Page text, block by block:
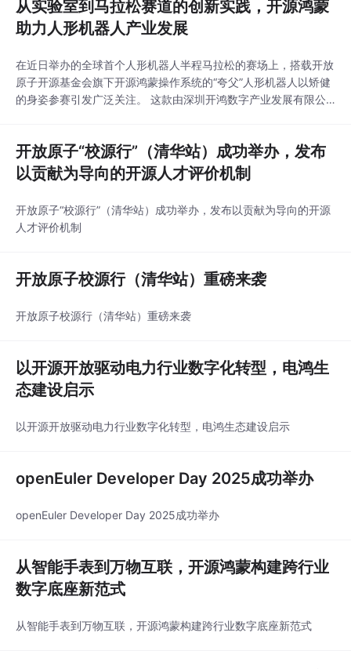
发展注入新动能。 工业和信息化部信息技术发展司软件产业处相
关同志、广东省工业和信息化厅一级调研员王
从实验室到马拉松赛道的创新实践，开源鸿蒙
助力人形机器人产业发展
在近日举办的全球首个人形机器人半程马拉松的赛场上，搭载开放
原子开源基金会旗下开源鸿蒙操作系统的“夸父”人形机器人以矫健
的身姿参赛引发广泛关注。 这款由深圳开鸿数字产业发展有限公
的实战验证，更成为开源鸿蒙操作系统在人形机器人领域的一次创
新实践。 “夸父”机器人：开源鸿蒙赋能下的创
开放原子“校源行”（清华站）成功举办，发布
以贡献为导向的开源人才评价机制
开放原子“校源行”（清华站）成功举办，发布以贡献为导向的开源
人才评价机制
开放原子校源行（清华站）重磅来袭
开放原子校源行（清华站）重磅来袭
以开源开放驱动电力行业数字化转型，电鸿生
态建设启示
以开源开放驱动电力行业数字化转型，电鸿生态建设启示
openEuler Developer Day 2025成功举办
openEuler Developer Day 2025成功举办
从智能手表到万物互联，开源鸿蒙构建跨行业
数字底座新范式
从智能手表到万物互联，开源鸿蒙构建跨行业数字底座新范式